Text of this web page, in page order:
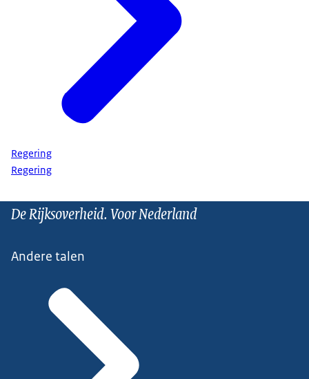
Regering
Regering
De Rijksoverheid. Voor Nederland
Andere talen